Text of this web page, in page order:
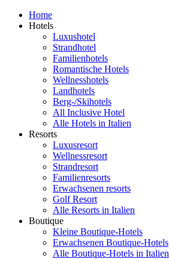
Home
Hotels
Luxushotel
Strandhotel
Familienhotels
Romantische Hotels
Wellnesshotels
Landhotels
Berg-/Skihotels
All Inclusive Hotel
Alle Hotels in Italien
Resorts
Luxusresort
Wellnessresort
Strandresort
Familienresorts
Erwachsenen resorts
Golf Resort
Alle Resorts in Italien
Boutique
Kleine Boutique-Hotels
Erwachsenen Boutique-Hotels
Alle Boutique-Hotels in Italien